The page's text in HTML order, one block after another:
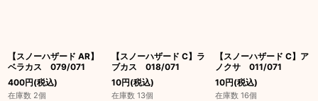
【スノーハザード AR】
ベラカス 079/071
400円(税込)
在庫数 2個
【スノーハザード C】ラ
ブカス 018/071
10円(税込)
在庫数 13個
【スノーハザード C】ア
ノクサ 011/071
10円(税込)
在庫数 16個